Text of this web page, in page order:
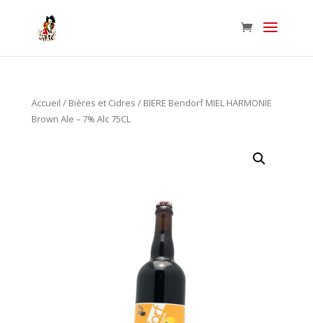
Accueil / Bières et Cidres / BIERE Bendorf MIEL HARMONIE
Brown Ale – 7% Alc 75CL